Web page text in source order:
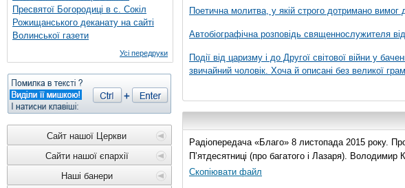
Пресвятої Богородиці в с. Сокіл
Рожищанського деканату на сайті
Волинської газети
Усі передруки
Сайт нашої Церкви
Сайти нашої єпархії
Наші банери
Поетична молитва, у якій строго дотримано вимог
Автобіографічна розповідь священнослужителя
Події від царизму і до Другої світової війни у
звичайний чоловік. Хоча й описані без великої
Радіопередача «Благо» 8 листопада 2015 року.
П’ятдесятниці (про багатого і Лазаря).
Скопіювати файл